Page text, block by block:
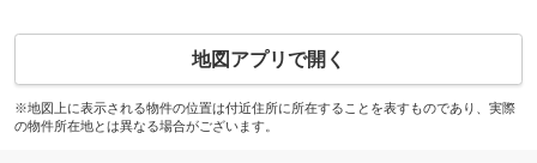
地図アプリで開く
※地図上に表示される物件の位置は付近住所に所在することを表すものであり、実際
の物件所在地とは異なる場合がございます。